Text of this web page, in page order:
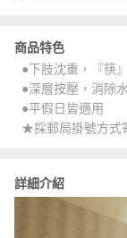
商品特色
●下肢沈重，『筷
●深層按壓，消除
●平假日皆適用
★採郵局掛號方式
詳細介紹